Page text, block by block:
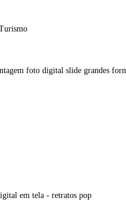
foto digital slide grandes
em tela - retratos pop